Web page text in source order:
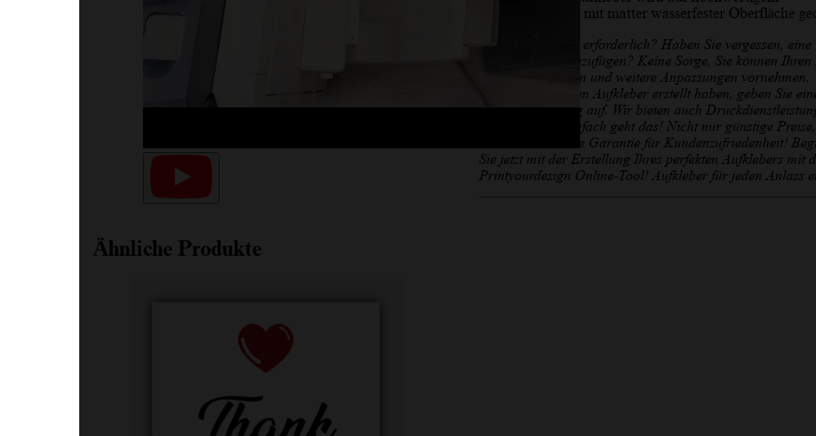
Aufkleberpapier mit matter wasserfester Oberfläche
Sind Änderungen erforderlich? Haben Sie vergessen, eine
Information hinzuzufügen? Keine Sorge, Sie können
jederzeit speichern und weitere Anpassungen vornehmen.
Nachdem Sie Ihren Aufkleber erstellt haben, geben Sie
Online-Bestellung auf. Wir bieten auch
so schnell und einfach geht das! Nicht nur günstige Preise,
sondern auch eine Garantie für Kundenzufriedenheit!
Sie jetzt mit der Erstellung Ihres perfekten Aufklebers mit
Printyourdesign Online-Tool! Aufkleber für jeden Anlass
Ähnliche Produkte